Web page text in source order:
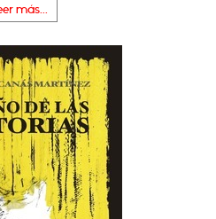
más...